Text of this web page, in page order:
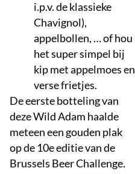
i.p.v. de klassieke
Chavignol),
appelbollen, … of hou
het super simpel bij
kip met appelmoes en
verse frietjes.
De eerste botteling van
deze Wild Adam haalde
meteen een gouden plak
op de 10e editie van de
Brussels Beer Challenge.